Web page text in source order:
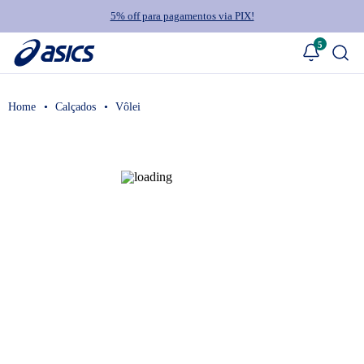
5% off para pagamentos via PIX!
5
Calçados Vôlei